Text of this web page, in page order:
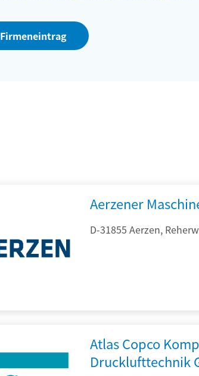
Aerzener
D-31855 Aerzen,
Atlas Copco
Drucklufttechnik